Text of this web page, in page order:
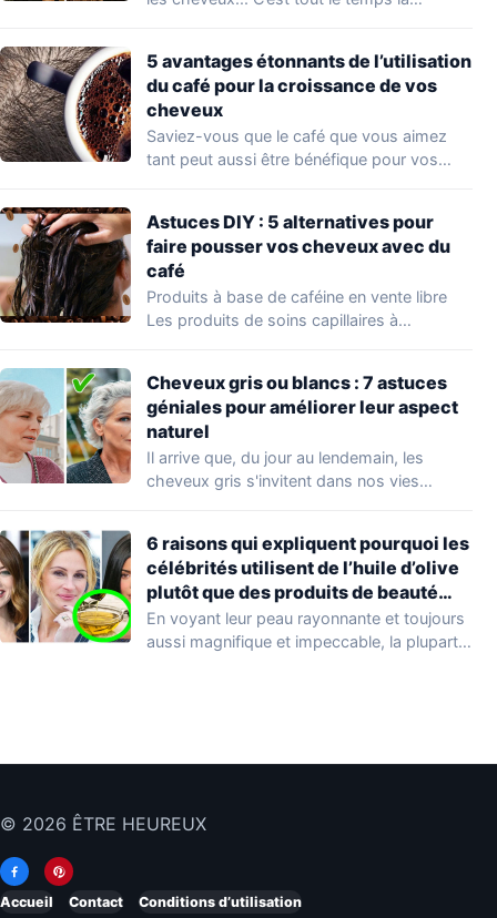
5 avantages étonnants de l’utilisation
du café pour la croissance de vos
cheveux
Saviez-vous que le café que vous aimez
tant peut aussi être bénéfique pour vos…
Astuces DIY : 5 alternatives pour
faire pousser vos cheveux avec du
café
Produits à base de caféine en vente libre
Les produits de soins capillaires à…
Cheveux gris ou blancs : 7 astuces
géniales pour améliorer leur aspect
naturel
Il arrive que, du jour au lendemain, les
cheveux gris s'invitent dans nos vies…
6 raisons qui expliquent pourquoi les
célébrités utilisent de l’huile d’olive
plutôt que des produits de beauté
coûteux
En voyant leur peau rayonnante et toujours
aussi magnifique et impeccable, la plupart
© 2026 ÊTRE HEUREUX
Accueil Contact Conditions d’utilisation